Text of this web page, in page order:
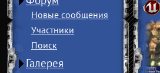
Новые сообщения
Участники
Поиск
Галерея